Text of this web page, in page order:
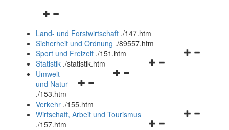
Navigationsmenü
und
schließen
Land- und Forstwirtschaft ./147.htm
Sicherheit und Ordnung ./89557.htm
Navigationsmenü
Sport und Freizeit ./151.htm
Navigationsmenü
Statistik ./statistik.htm
Navigationsmenü
und
schließen
Umwelt
und Natur
./153.htm
Verkehr ./155.htm
Navigationsmenü
Wirtschaft, Arbeit und Tourismus
./157.htm